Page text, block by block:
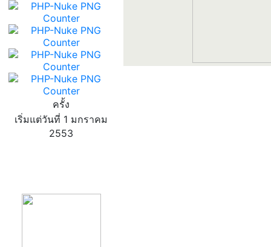
ครั้ง
เริ่มแต่วันที่ 1 มกราคม
2553